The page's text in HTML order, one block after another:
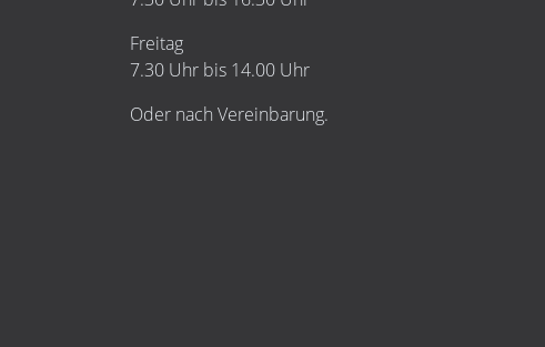
Freitag
7.30 Uhr bis 14.00 Uhr
Oder nach Vereinbarung.